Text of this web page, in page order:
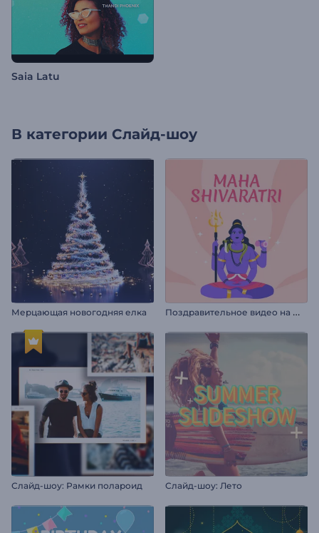
Saia Latu
В категории Слайд-шоу
Мерцающая новогодняя елка П
оздравительное видео на Маха Шивратри
Слайд-шоу: Рамки полароид Слайд-шоу: Лето